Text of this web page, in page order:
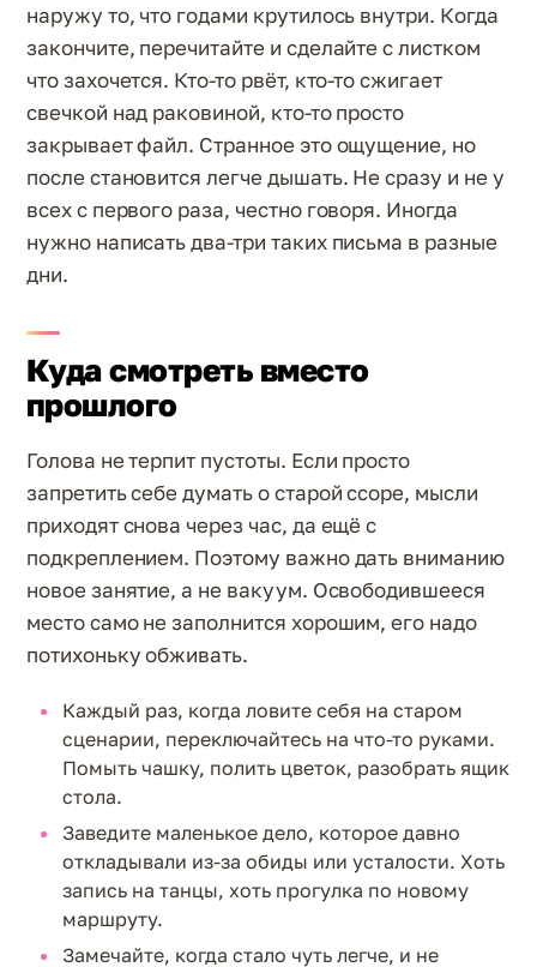
наружу то, что годами крутилось внутри. Когда
закончите, перечитайте и сделайте с листком
что захочется. Кто-то рвёт, кто-то сжигает
свечкой над раковиной, кто-то просто
закрывает файл. Странное это ощущение, но
после становится легче дышать. Не сразу и не у
всех с первого раза, честно говоря. Иногда
нужно написать два-три таких письма в разные
дни.
Куда смотреть вместо
прошлого
Голова не терпит пустоты. Если просто
запретить себе думать о старой ссоре, мысли
приходят снова через час, да ещё с
подкреплением. Поэтому важно дать вниманию
новое занятие, а не вакуум. Освободившееся
место само не заполнится хорошим, его надо
потихоньку обживать.
Каждый раз, когда ловите себя на старом
сценарии, переключайтесь на что-то руками.
Помыть чашку, полить цветок, разобрать ящик
стола.
Заведите маленькое дело, которое давно
откладывали из-за обиды или усталости. Хоть
запись на танцы, хоть прогулка по новому
маршруту.
Замечайте, когда стало чуть легче, и не